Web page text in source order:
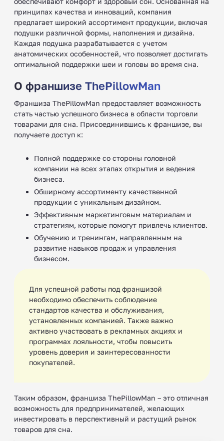
принципах качества и инноваций, компания
предлагает широкий ассортимент продукции, включая
подушки различной формы, наполнения и дизайна.
Каждая подушка разрабатывается с учетом
анатомических особенностей, что позволяет достигать
оптимальной поддержки шеи и головы во время сна.
О франшизе ThePillowMan
Франшиза ThePillowMan предоставляет возможность
стать частью успешного бизнеса в области торговли
товарами для сна. Присоединившись к франшизе, вы
получаете доступ к:
Полной поддержке со стороны головной
компании на всех этапах открытия и ведения
бизнеса.
Обширному ассортименту качественной
продукции с уникальным дизайном.
Эффективным маркетинговым материалам и
стратегиям, которые помогут привлечь клиентов.
Обучению и тренингам, направленным на
развитие навыков продаж и управления
бизнесом.
Для успешной работы под франшизой
необходимо обеспечить соблюдение
стандартов качества и обслуживания,
установленных компанией. Также важно
активно участвовать в рекламных акциях и
программах лояльности, чтобы повысить
уровень доверия и заинтересованности
покупателей.
Таким образом, франшиза ThePillowMan – это отличная
возможность для предпринимателей, желающих
инвестировать в перспективный и растущий рынок
товаров для сна.